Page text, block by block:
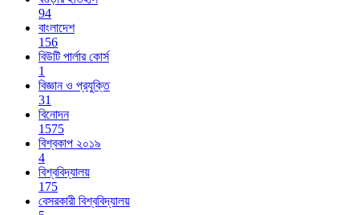
94
বাংলাদেশ
156
বিউটি পার্লার কোর্স
1
বিজ্ঞান ও প্রযুক্তি
31
বিনোদন
1575
বিশ্বকাপ ২০১৯
4
বিশ্ববিদ্যালয়
175
বেসরকারী বিশ্ববিদ্যালয়